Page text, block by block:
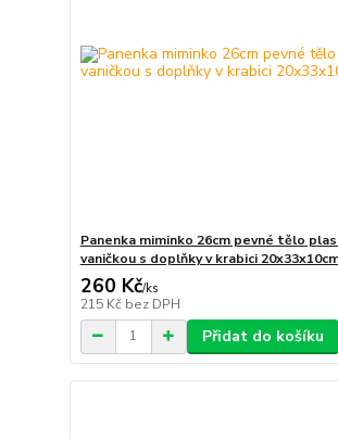
Panenka miminko 26cm pevné tělo
vaničkou s doplňky v krabici
260 Kč/ks
215 Kč bez DPH
Přidat do košíku